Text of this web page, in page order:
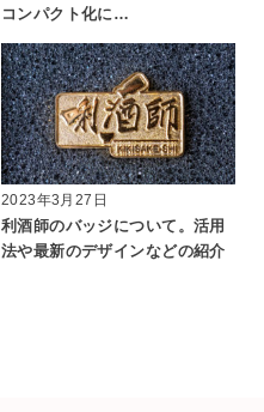
コンパクト化に…
2023年3月27日
利酒師のバッジについて。活用
法や最新のデザインなどの紹介